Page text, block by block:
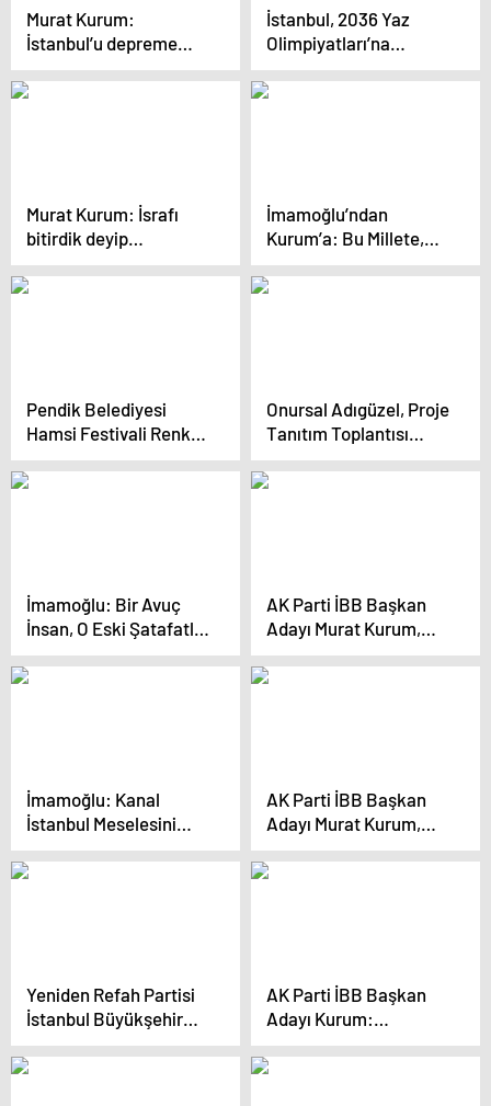
Murat Kurum:
İstanbul’u depreme
hazırlıklı hale
getireceğiz
İstanbul, 2036 Yaz
Olimpiyatları’na
adaylık için
hazırlanıyor
Murat Kurum: İsrafı
bitirdik deyip
tabelalara 175 milyon
harcadı
İmamoğlu’ndan
Kurum’a: Bu Millete,
‘Kanal İstanbul
Gündemimde Yok’
Pendik Belediyesi
Hamsi Festivali Renkli
Görüntülere Sahne
Oldu
Onursal Adıgüzel, Proje
Tanıtım Toplantısı
Düzenledi…
“Yapacağımız Projeler
İmamoğlu: Bir Avuç
İnsan, O Eski Şatafatlı
Günlerine Dönmek
İstiyor
AK Parti İBB Başkan
Adayı Murat Kurum,
Kastamonu’da sel
felaketinden zarar
İmamoğlu: Kanal
İstanbul Meselesini
Milletin Zihninden
Söküp Atacağız
AK Parti İBB Başkan
Adayı Murat Kurum,
İstanbul’da
Vatandaşlarla Buluştu
Yeniden Refah Partisi
İstanbul Büyükşehir
Belediye Başkan Adayı
Mehmet Altınöz ve ilçe
AK Parti İBB Başkan
Adayı Kurum:
“İstanbul’da 650 bin
konutu 5 yıl içerisinde